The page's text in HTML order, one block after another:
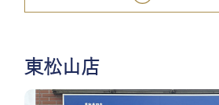
東松山店